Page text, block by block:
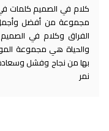
كلام في الصميم كلمات
مجموعة من أفضل
الفراق وكلام في
والحياة هي مجموعة
بها من نجاح وفشل
نمر